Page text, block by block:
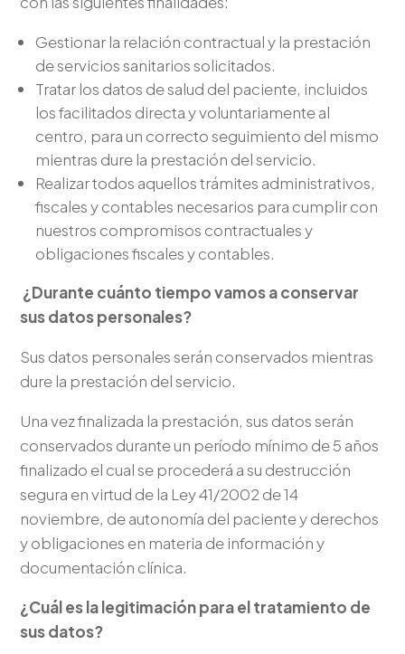
Gestionar la relación contractual y la prestación
de servicios sanitarios solicitados.
Tratar los datos de salud del paciente, incluidos
los facilitados directa y voluntariamente al
centro, para un correcto seguimiento del mismo
mientras dure la prestación del servicio.
Realizar todos aquellos trámites administrativos,
fiscales y contables necesarios para cumplir con
nuestros compromisos contractuales y
obligaciones fiscales y contables.
¿Durante cuánto tiempo vamos a conservar
sus datos personales?
Sus datos personales serán conservados mientras
dure la prestación del servicio.
Una vez finalizada la prestación, sus datos serán
conservados durante un período mínimo de 5 años
finalizado el cual se procederá a su destrucción
segura en virtud de la Ley 41/2002 de 14
noviembre, de autonomía del paciente y derechos
y obligaciones en materia de información y
documentación clínica.
¿Cuál es la legitimación para el tratamiento de
sus datos?